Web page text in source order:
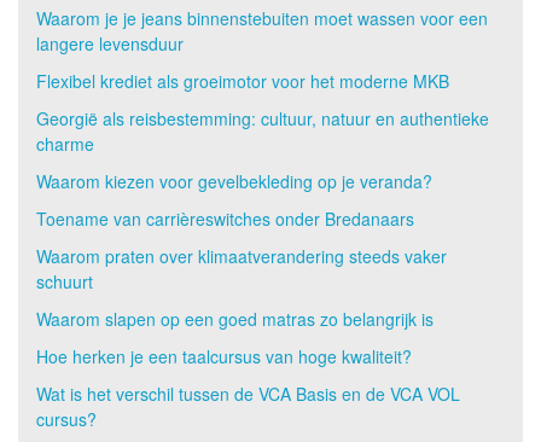
Waarom je je jeans binnenstebuiten moet wassen voor een
langere levensduur
Flexibel krediet als groeimotor voor het moderne MKB
Georgië als reisbestemming: cultuur, natuur en authentieke
charme
Waarom kiezen voor gevelbekleding op je veranda?
Toename van carrièreswitches onder Bredanaars
Waarom praten over klimaatverandering steeds vaker
schuurt
Waarom slapen op een goed matras zo belangrijk is
Hoe herken je een taalcursus van hoge kwaliteit?
Wat is het verschil tussen de VCA Basis en de VCA VOL
cursus?